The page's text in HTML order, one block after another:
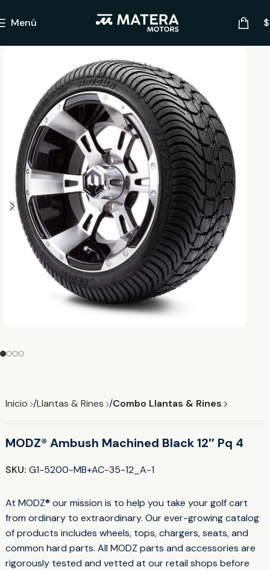
Menú $
Inicio Llantas & Rines Combo Llantas & Rines
MODZ® Ambush Machined Black 12″ Pq 4
SKU: G1-5200-MB+AC-35-12_A-1
At MODZ® our mission is to help you take your golf cart
from ordinary to extraordinary. Our ever-growing catalog
of products includes wheels, tops, chargers, seats, and
common hard parts. All MODZ parts and accessories are
rigorously tested and vetted at our retail shops before